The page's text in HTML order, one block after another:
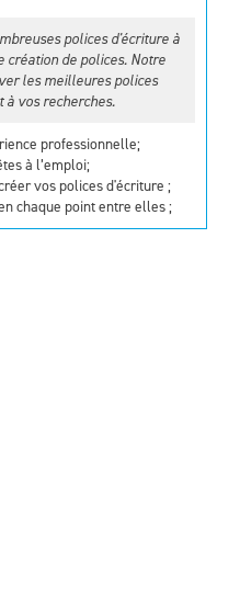
polices d'écriture à
création de polices. Notre
les meilleures polices
à vos recherches.
professionnelle;
à l’emploi;
vos polices d'écriture ;
chaque point entre elles ;